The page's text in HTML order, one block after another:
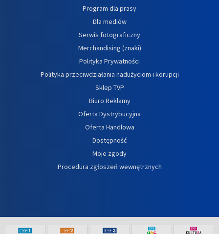
Program dla prasy
Dla mediów
Serwis fotograficzny
Merchandising (znaki)
Polityka Prywatności
Polityka przeciwdziałania nadużyciom i korupcji
Sklep TVP
Biuro Reklamy
Oferta Dystrybucyjna
Oferta Handlowa
Dostępność
Moje zgody
Procedura zgłoszeń wewnętrznych